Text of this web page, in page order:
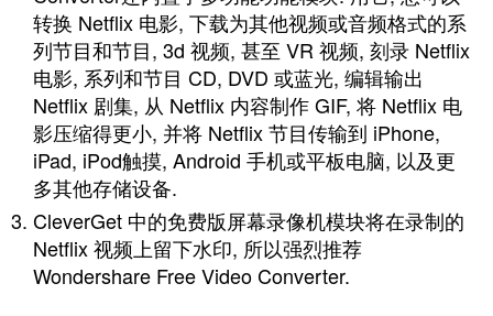
转换 Netflix 电影, 下载为其他视频或音频格式的系
列节目和节目, 3d 视频, 甚至 VR 视频, 刻录 Netflix
电影, 系列和节目 CD, DVD 或蓝光, 编辑输出
Netflix 剧集, 从 Netflix 内容制作 GIF, 将 Netflix 电
影压缩得更小, 并将 Netflix 节目传输到 iPhone,
iPad, iPod触摸, Android 手机或平板电脑, 以及更
多其他存储设备.
CleverGet 中的免费版屏幕录像机模块将在录制的
Netflix 视频上留下水印, 所以强烈推荐
Wondershare Free Video Converter.